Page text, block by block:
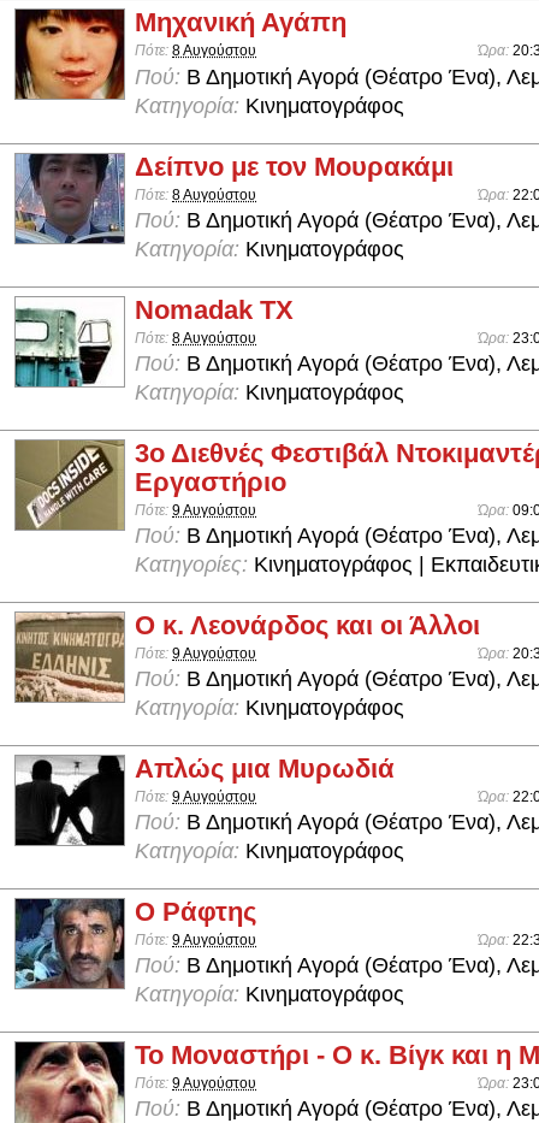
Μηχανική Αγάπη
Πότε: 8 Αυγούστου Ώρα:
Πού: Β Δημοτική Αγορά (Θέατρο Ένα),
Κατηγορία: Κινηματογράφος
Δείπνο με τον Μουρακάμι
Πότε: 8 Αυγούστου Ώρα:
Πού: Β Δημοτική Αγορά (Θέατρο Ένα),
Κατηγορία: Κινηματογράφος
Nomadak TX
Πότε: 8 Αυγούστου Ώρα:
Πού: Β Δημοτική Αγορά (Θέατρο Ένα),
Κατηγορία: Κινηματογράφος
3ο Διεθνές Φεστιβάλ
Εργαστήριο
Πότε: 9 Αυγούστου Ώρα:
Πού: Β Δημοτική Αγορά (Θέατρο Ένα),
Κατηγορίες: Κινηματογράφος |
Ο κ. Λεονάρδος και οι Άλλοι
Πότε: 9 Αυγούστου Ώρα:
Πού: Β Δημοτική Αγορά (Θέατρο Ένα),
Κατηγορία: Κινηματογράφος
Απλώς μια Μυρωδιά
Πότε: 9 Αυγούστου Ώρα:
Πού: Β Δημοτική Αγορά (Θέατρο Ένα),
Κατηγορία: Κινηματογράφος
Ο Ράφτης
Πότε: 9 Αυγούστου Ώρα:
Πού: Β Δημοτική Αγορά (Θέατρο Ένα),
Κατηγορία: Κινηματογράφος
Το Μοναστήρι - Ο κ. Βίγκ και η
Πότε: 9 Αυγούστου Ώρα:
Πού: Β Δημοτική Αγορά (Θέατρο Ένα),